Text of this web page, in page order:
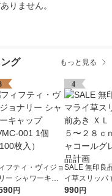
りません。
グ もっと見る
フティ・ヴィジョ
ー シャワーキャ
FVMC-001 1個
円
4
SALE 無印良
イ草スリッパ
ＸＬ ２６．５
990円